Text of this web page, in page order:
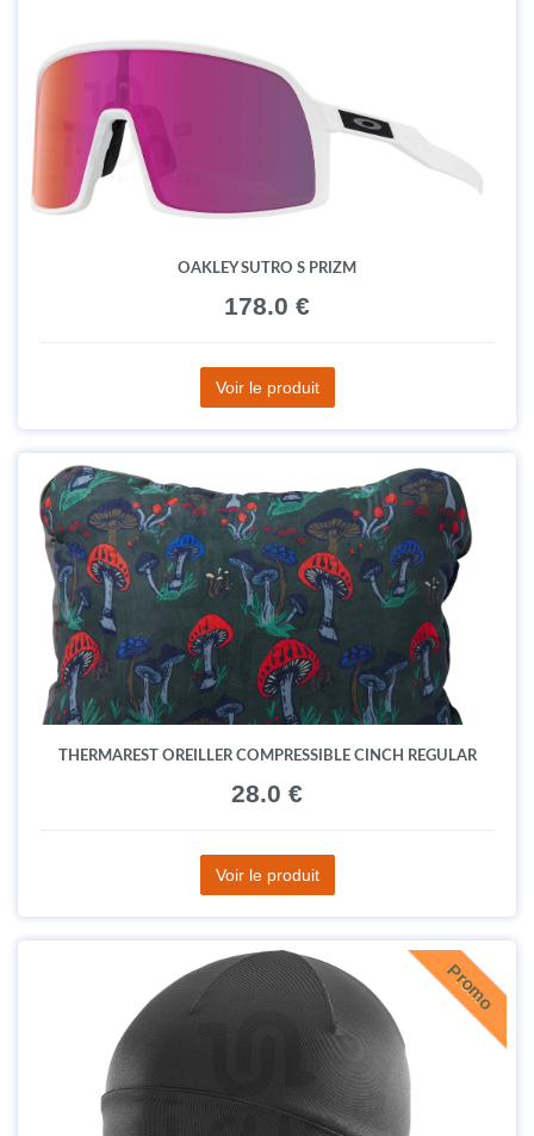
OAKLEY SUTRO S PRIZM
178.0 €
Voir le produit
THERMAREST OREILLER COMPRESSIBLE CINCH REGULAR
28.0 €
Voir le produit
Promo